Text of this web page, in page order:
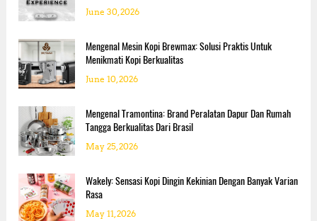
June 30, 2026
Mengenal Mesin Kopi Brewmax: Solusi Praktis Untuk
Menikmati Kopi Berkualitas
June 10, 2026
Mengenal Tramontina: Brand Peralatan Dapur Dan Rumah
Tangga Berkualitas Dari Brasil
May 25, 2026
Wakely: Sensasi Kopi Dingin Kekinian Dengan Banyak Varian
Rasa
May 11, 2026